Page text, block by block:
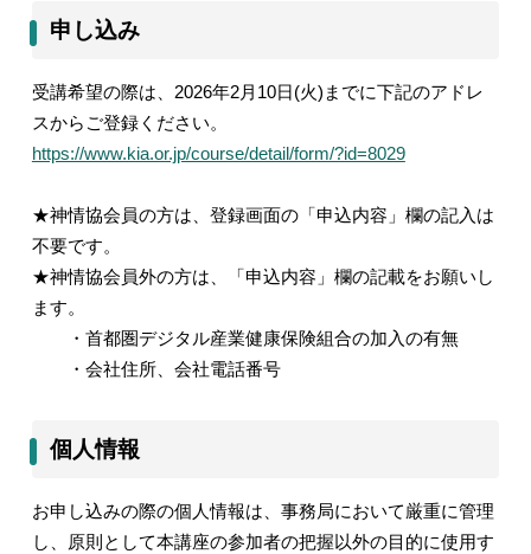
申し込み
受講希望の際は、 2026年2月 10日(火) までに下記のアドレ
スからご登録ください。
https://www.kia.or.jp/course/detail/form/?id=8029
★神情協会員の方は、登録画面の「申込内容」欄の記入は
不要です。
★神情協会員外の方は、「申込内容」欄の記載をお願いし
ます。
・首都圏デジタル産業健康保険組合の加入の有無
・会社住所、会社電話番号
個人情報
お申し込みの際の個人情報は、事務局において厳重に管理
し、原則として本講座の参加者の把握以外の目的に使用す